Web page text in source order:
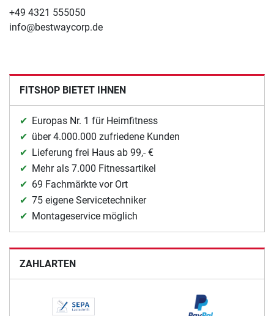
+49 4321 555050
info@bestwaycorp.de
FITSHOP BIETET IHNEN
Europas Nr. 1 für Heimfitness
über 4.000.000 zufriedene Kunden
Lieferung frei Haus ab 99,- €
Mehr als 7.000 Fitnessartikel
69 Fachmärkte vor Ort
75 eigene Servicetechniker
Montageservice möglich
ZAHLARTEN